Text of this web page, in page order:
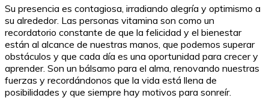
Su presencia es contagiosa, irradiando alegría y optimismo a
su alrededor. Las personas vitamina son como un
recordatorio constante de que la felicidad y el bienestar
están al alcance de nuestras manos, que podemos superar
obstáculos y que cada día es una oportunidad para crecer y
aprender. Son un bálsamo para el alma, renovando nuestras
fuerzas y recordándonos que la vida está llena de
posibilidades y que siempre hay motivos para sonreír.